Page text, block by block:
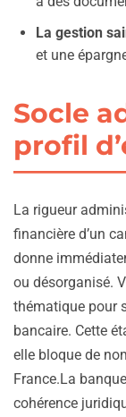
La gestion
et une
Socle
profil
La rigueur
financière d’un
donne
ou désorganisé.
thématique pour
bancaire. Cette
elle bloque de
France.La
cohérence